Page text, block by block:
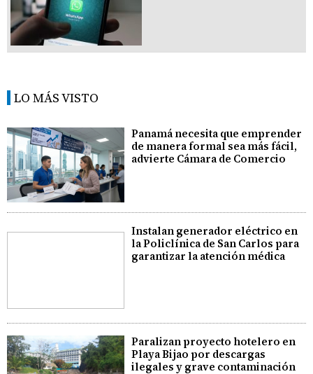
LO MÁS VISTO
Panamá necesita que emprender
de manera formal sea más fácil,
advierte Cámara de Comercio
Instalan generador eléctrico en
la Policlínica de San Carlos para
garantizar la atención médica
Paralizan proyecto hotelero en
Playa Bijao por descargas
ilegales y grave contaminación